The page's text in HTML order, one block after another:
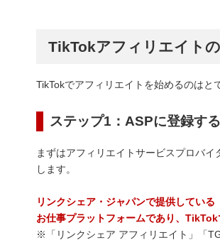
TikTokアフィリエイト
TikTokでアフィリエイトを始めるのはと
ステップ1：ASPに登録する
まずはアフィリエイトサービスプロバ
します。
リンクシェア・ジャパンで提供してい
お仕事プラットフォームであり、
※「リンクシェア アフィリエイト」「